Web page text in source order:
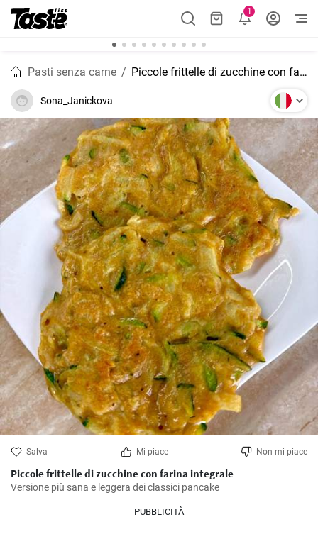
1
Pasti senza carne Piccole frittelle di zucchine con farina integrale
Sona_Janickova
Salva Mi piace Non mi piace
Piccole frittelle di zucchine con farina integrale
Versione più sana e leggera dei classici pancake
PUBBLICITÀ